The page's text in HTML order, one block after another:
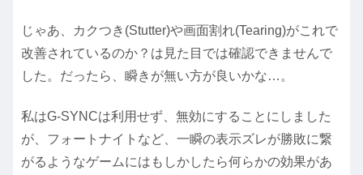
じゃあ、カクつき(Stutter)や画面割れ(Tearing)がこれで
改善されているのか？は見た目では確認できませんで
した。だったら、瞬きが無い方が良いかな…。
私はG-SYNCは利用せず、無効にすることにしました
が、フォートナイトなど、一瞬の表示ズレが勝敗に繋
がるようなゲームにはもしかしたら何らかの効果があ